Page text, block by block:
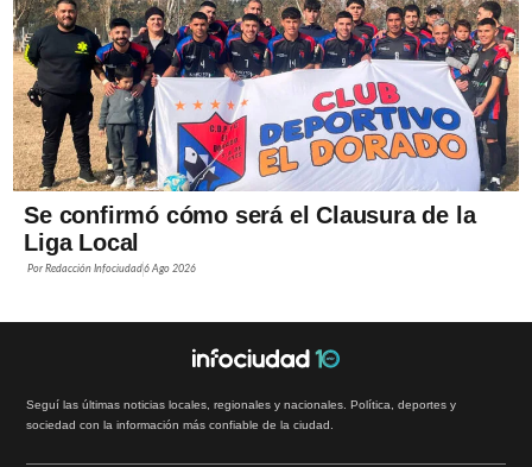
Se confirmó cómo será el Clausura de la
Liga Local
PorRedacción Infociudad6 Ago 2026
Seguí las últimas noticias locales, regionales y nacionales. Política, deportes y
sociedad con la información más confiable de la ciudad.